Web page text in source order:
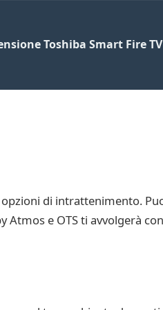
Toshiba Smart Fire
di intrattenimento.
Atmos e OTS ti avvolgerà